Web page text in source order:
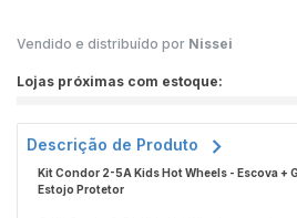
Vendido e distribuído por Nissei
Lojas próximas com estoque:
Descrição de Produto
Kit Condor 2-5A Kids Hot Wheels - Escova +
Estojo Protetor